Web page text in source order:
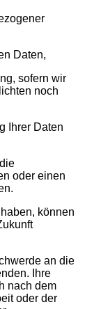
Daten,
sofern wir
noch
Ihrer Daten
oder einen
können
an die
Ihre
nach dem
oder der